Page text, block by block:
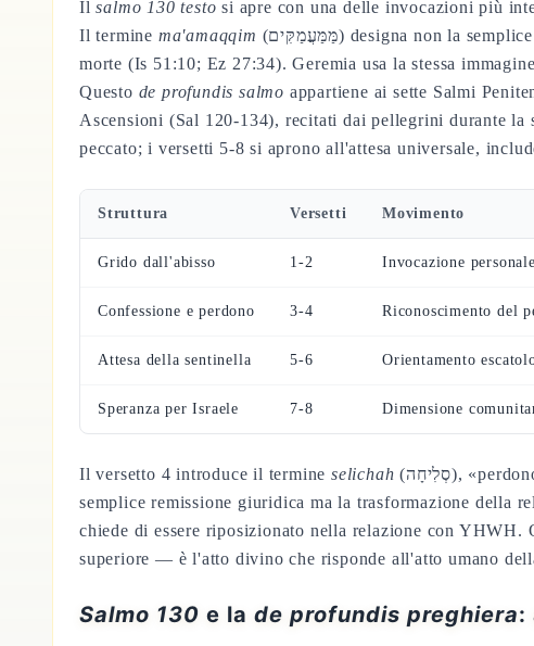
Ilsalmo 130 testo si apre con una delle invocazioni più
Il termine ma'amaqqim (מַּמַּעֲמַקִּים) designa non la semplice tristezza ma un abisso strutturale: le acque profonde che nella cosmologia biblica simboleggiano il caos e la
morte (Is 51:10; Ez 27:34). Geremia usa la stessa
Questo de profundis salmo appartiene ai sette Salmi
Ascensioni (Sal 120-134), recitati dai pellegrini durante
peccato; i versetti 5-8 si aprono all'attesa universale,
Struttura Versetti Movimento
Grido dall'abisso 1-2 Invocazione personale
Confessione e perdono 3-4 Riconoscimento del
Attesa della sentinella 5-6 Orientamento
Speranza per Israele 7-8 Dimensione
Il versetto 4 introduce il termine selichah (סְלִיחָה), «perdono», uno dei più rari nel Salterio — ricorre solo qui nella sua forma sostantivale assoluta — che designa non la
semplice remissione giuridica ma la trasformazione della
chiede di essere riposizionato nella relazione con YHWH.
superiore — è l'atto divino che risponde all'atto umano
Salmo 130 e la de profundis preghiera: